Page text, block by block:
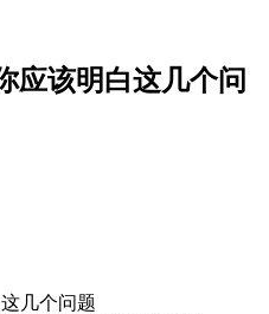
应该明白这几个问
几个问题